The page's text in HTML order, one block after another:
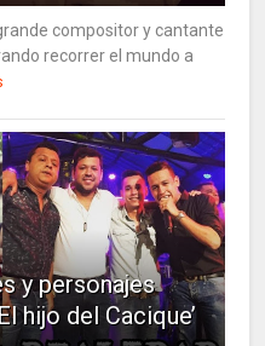
compositor y cantante
recorrer el mundo a
y personajes
hijo del Cacique’